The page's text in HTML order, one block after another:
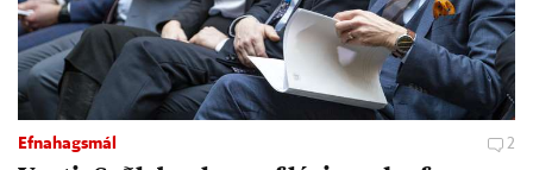
Efnahagsmál 2